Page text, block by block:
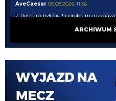
AveCaesar 06.08.2026 11:36
Z Romero byłoby 3 i problem
AveCaesar 06.08.2026 11:34
dwóch obrońców w kadrze może tak
Kielben
06.08.2026 11:29
I pójdzie do Atletico
ARCHIWUM